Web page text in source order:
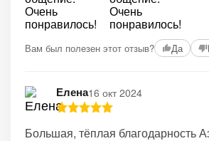
Вам был полезен этот отзыв? Да
Елена16 окт 2024
Большая, тёплая благодарность